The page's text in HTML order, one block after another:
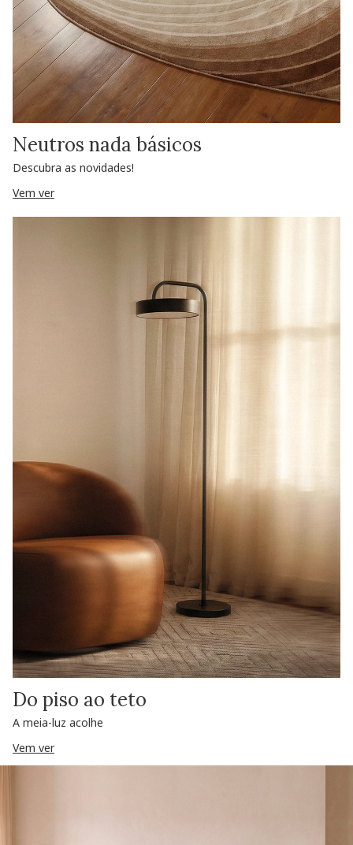
Neutros nada básicos
Descubra as novidades!
Vem ver
Do piso ao teto
A meia-luz acolhe
Vem ver